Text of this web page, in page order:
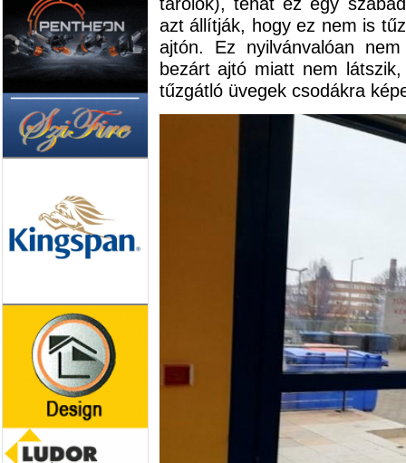
azt állítják, hogy ez nem is
ajtón. Ez nyilvánvalóan
bezárt ajtó miatt nem
tűzgátló üvegek csodákra